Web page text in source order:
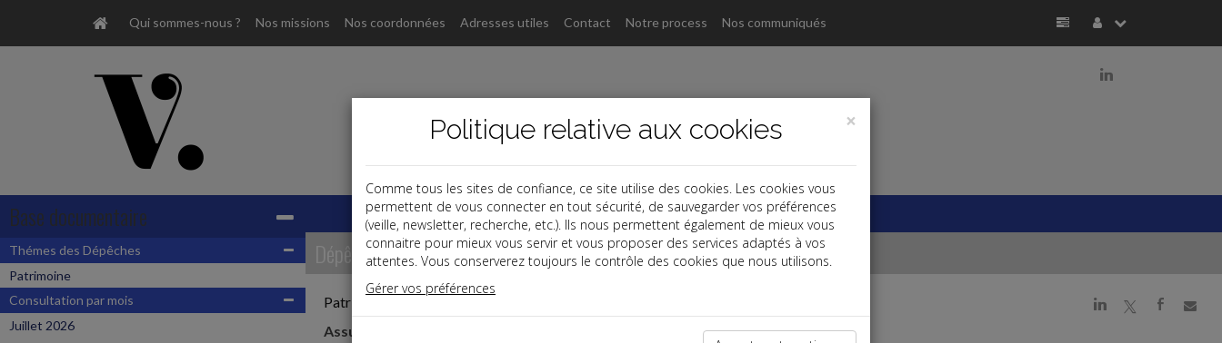
Qui sommes-nous ? Nos missions Nos coordonnées Adresses utiles Contact Notre process Nos communiqués
j
Base documentaire
Thémes des Dépêches
Patrimoine
Consultation par mois
Juillet 2026
Dépêches
j a b
Patrimoine
Assurance-vie
×
Politique relative aux cookies
Comme tous les sites de confiance, ce site utilise des cookies. Les cookies vous
permettent de vous connecter en tout sécurité, de sauvegarder vos préférences
(veille, newsletter, recherche, etc.). Ils nous permettent également de mieux vous
connaitre pour mieux vous servir et vous proposer des services adaptés à vos
attentes. Vous conserverez toujours le contrôle des cookies que nous utilisons.
Gérer vos préférences